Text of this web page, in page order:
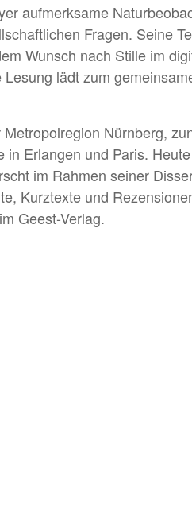
aufmerksame
Fragen. Seine
Wunsch nach Stille im
lädt zum
Nürnberg,
Erlangen und Paris.
im Rahmen seiner
Kurztexte und
Geest-Verlag.